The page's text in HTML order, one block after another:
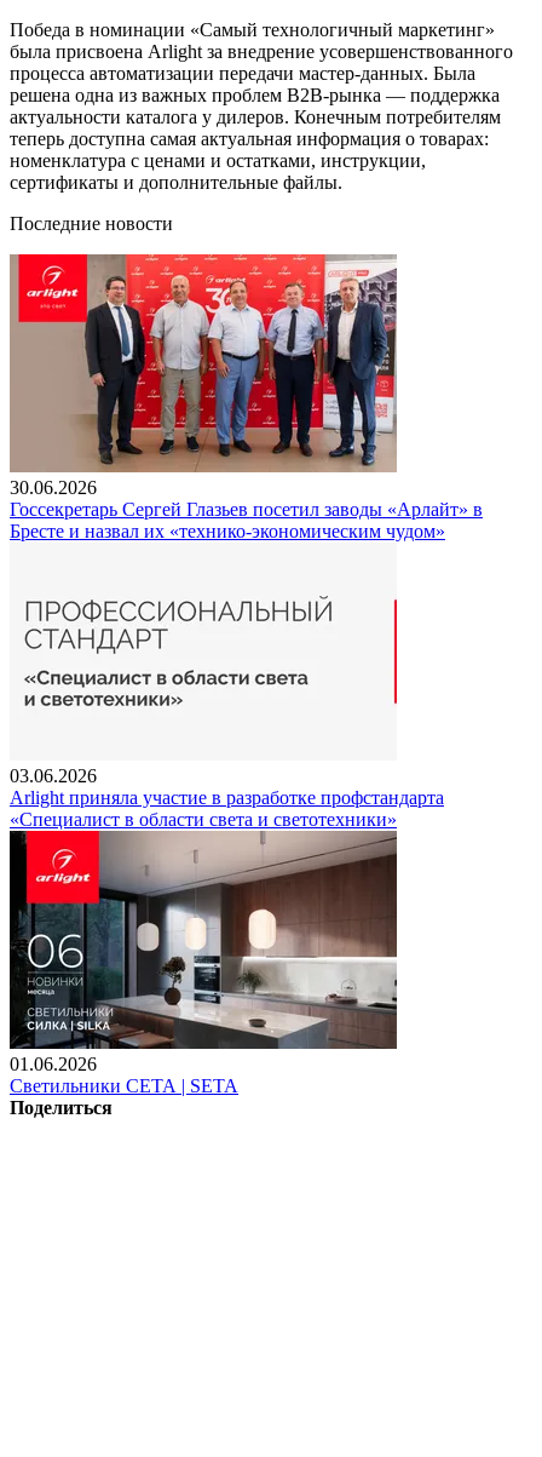
Победа в номинации «Самый технологичный маркетинг»
была присвоена Arlight за внедрение усовершенствованного
процесса автоматизации передачи мастер-данных. Была
решена одна из важных проблем B2B-рынка — поддержка
актуальности каталога у дилеров. Конечным потребителям
теперь доступна самая актуальная информация о товарах:
номенклатура с ценами и остатками, инструкции,
сертификаты и дополнительные файлы.
Последние новости
30.06.2026
Госсекретарь Сергей Глазьев посетил заводы «Арлайт» в
Бресте и назвал их «технико-экономическим чудом»
03.06.2026
Arlight приняла участие в разработке профстандарта
«Специалист в области света и светотехники»
01.06.2026
Светильники СЕТА | SETA
Поделиться